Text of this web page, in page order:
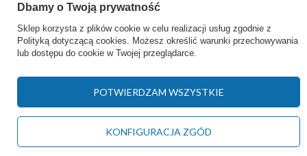
Dbamy o Twoją prywatność
Sklep korzysta z plików cookie w celu realizacji usług zgodnie z
Polityką dotyczącą cookies. Możesz określić warunki przechowywania
lub dostępu do cookie w Twojej przeglądarce.
KONFIGURACJA ZGÓD
POTWIERDZAM WSZYSTKIE